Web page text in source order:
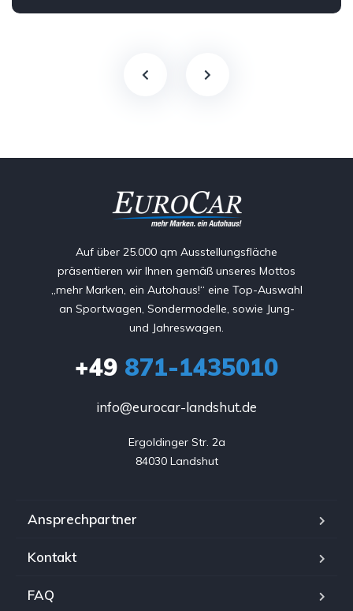
Auf über 25.000 qm Ausstellungsfläche
präsentieren wir Ihnen gemäß unseres Mottos
„mehr Marken, ein Autohaus!“ eine Top-Auswahl
an Sportwagen, Sondermodelle, sowie Jung-
und Jahreswagen.
+49 871-1435010
info@eurocar-landshut.de
Ergoldinger Str. 2a
84030 Landshut
Ansprechpartner
Kontakt
FAQ